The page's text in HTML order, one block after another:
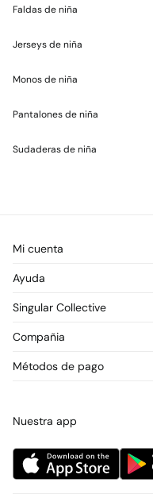
Faldas de niña
Jerseys de niña
Monos de niña
Pantalones de niña
Sudaderas de niña
Mi cuenta
Registrarme
Direcciones de envío
Ayuda
Preguntas frecuentes
Envío
Promociones vigentes
Singular Collective
¡Únete!
Compañia
Tiendas
Métodos de pago
Nuestra app